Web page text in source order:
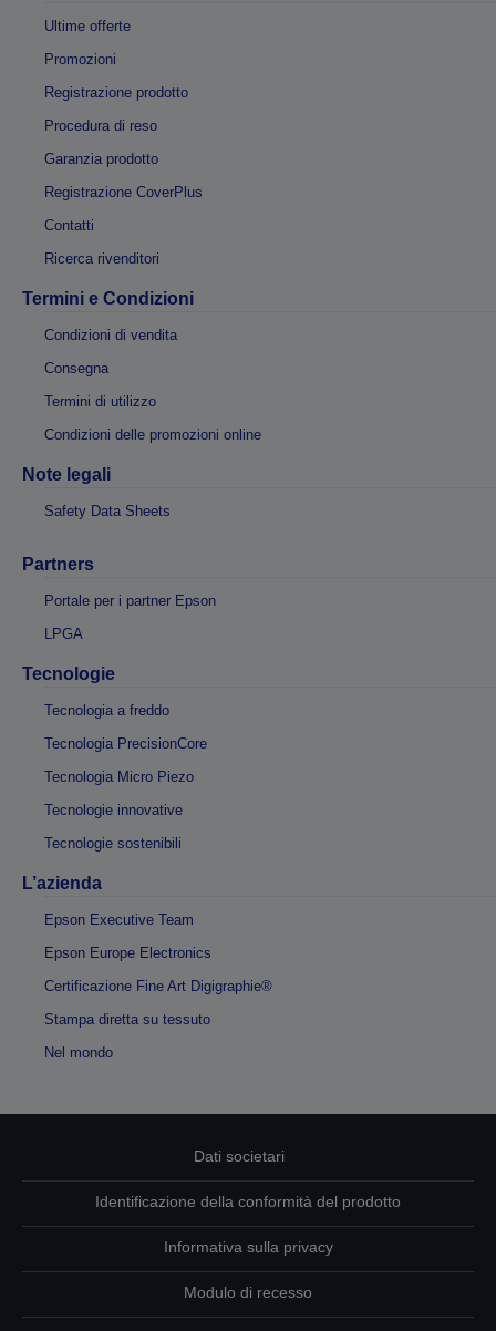
Ultime offerte
Promozioni
Registrazione prodotto
Procedura di reso
Garanzia prodotto
Registrazione CoverPlus
Contatti
Ricerca rivenditori
Termini e Condizioni
Condizioni di vendita
Consegna
Termini di utilizzo
Condizioni delle promozioni online
Note legali
Safety Data Sheets
Partners
Portale per i partner Epson
LPGA
Tecnologie
Tecnologia a freddo
Tecnologia PrecisionCore
Tecnologia Micro Piezo
Tecnologie innovative
Tecnologie sostenibili
L’azienda
Epson Executive Team
Epson Europe Electronics
Certificazione Fine Art Digigraphie®
Stampa diretta su tessuto
Nel mondo
Dati societari
Identificazione della conformità del prodotto
Informativa sulla privacy
Modulo di recesso